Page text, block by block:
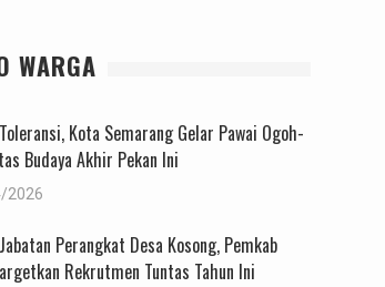
WARGA
Kota Semarang Gelar Pawai Ogoh-
Budaya Akhir Pekan Ini
2026
Perangkat Desa Kosong, Pemkab
Rekrutmen Tuntas Tahun Ini